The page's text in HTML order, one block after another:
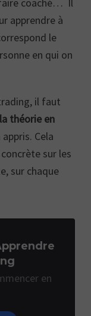
faire coaché… Il
apprendre à
le
en qui on
il faut
théorie en
Cela
sur les
sur chaque
en